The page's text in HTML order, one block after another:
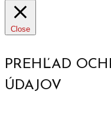
Close
PREHĽAD
ÚDAJOV